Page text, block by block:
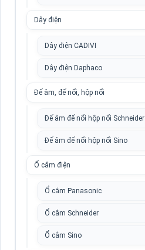
Dây điện
Dây điện CADIVI
Dây điện Daphaco
Đế âm, đế nổi, hộp nổi
Đế âm đế nổi hộp nổi Schneider
Đế âm đế nổi hộp nổi Sino
Ổ cắm điện
Ổ cắm Panasonic
Ổ cắm Schneider
Ổ cắm Sino